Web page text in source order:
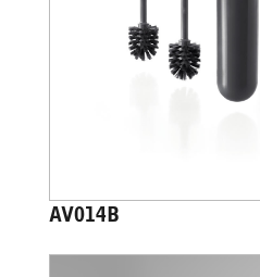
AV014B